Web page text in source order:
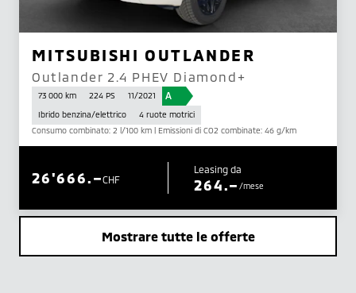
MITSUBISHI OUTLANDER
Outlander 2.4 PHEV Diamond+
73 000 km 224 PS 11/2021 A
Ibrido benzina/elettrico
4 ruote motrici
Consumo combinato: 2 l/100 km | Emissioni di CO2 combinate: 46 g/km
CHF
26'666.– Leasing da
264.–/mese
Mostrare tutte le offerte